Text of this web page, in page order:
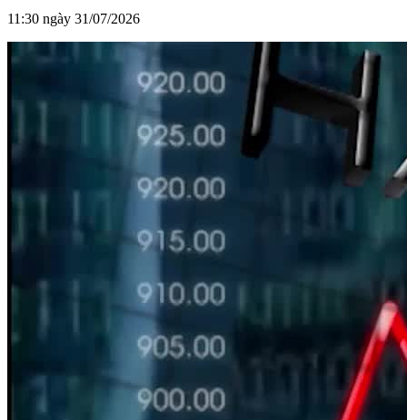
11:30 ngày 31/07/2026